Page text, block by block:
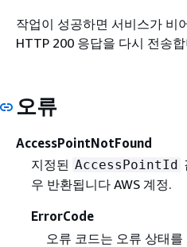
작업이 성공하면 서비스가 비
HTTP 200 응답을 다시 전송
오류
AccessPointNotFound
지정된 AccessPointId
우 반환됩니다 AWS 계정.
ErrorCode
오류 코드는 오류 상태